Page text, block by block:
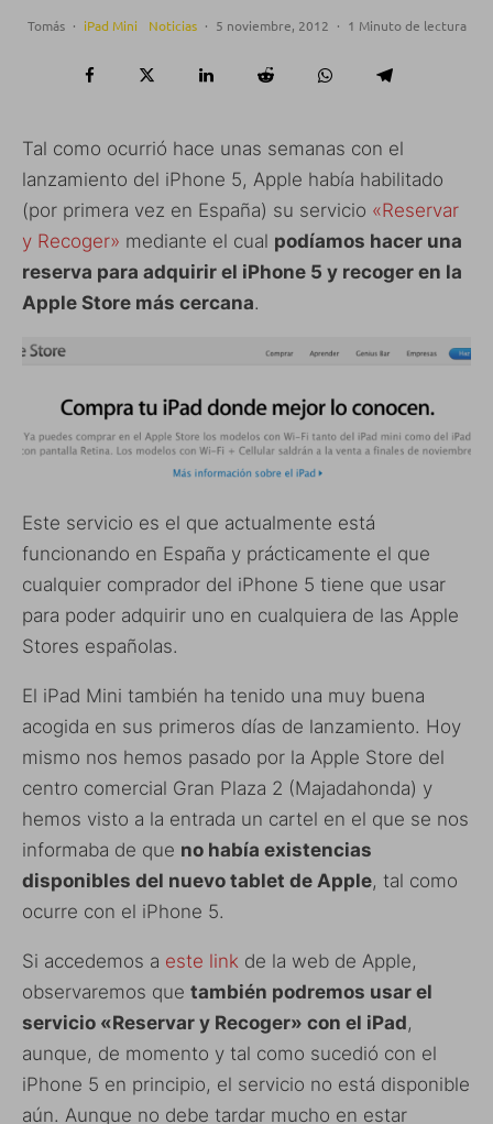
Tomás · iPad Mini Noticias · 5 noviembre, 2012 · 1 Minuto de lectura
Tal como ocurrió hace unas semanas con el
lanzamiento del iPhone 5, Apple había habilitado
(por primera vez en España) su servicio «Reservar
y Recoger» mediante el cual podíamos hacer una
reserva para adquirir el iPhone 5 y recoger en la
Apple Store más cercana.
Este servicio es el que actualmente está
funcionando en España y prácticamente el que
cualquier comprador del iPhone 5 tiene que usar
para poder adquirir uno en cualquiera de las Apple
Stores españolas.
El iPad Mini también ha tenido una muy buena
acogida en sus primeros días de lanzamiento. Hoy
mismo nos hemos pasado por la Apple Store del
centro comercial Gran Plaza 2 (Majadahonda) y
hemos visto a la entrada un cartel en el que se nos
informaba de que no había existencias
disponibles del nuevo tablet de Apple, tal como
ocurre con el iPhone 5.
Si accedemos a este link de la web de Apple,
observaremos que también podremos usar el
servicio «Reservar y Recoger» con el iPad,
aunque, de momento y tal como sucedió con el
iPhone 5 en principio, el servicio no está disponible
aún. Aunque no debe tardar mucho en estar